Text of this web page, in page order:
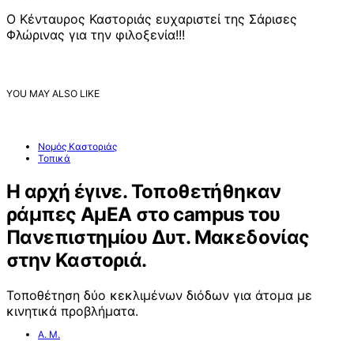
Ο Κένταυρος Καστοριάς ευχαριστεί της Σάρισες
Φλώρινας για την φιλοξενία!!!
YOU MAY ALSO LIKE
Νομός Καστοριάς
Τοπικά
Η αρχή έγινε. Τοποθετήθηκαν
ράμπες ΑμΕΑ στο campus του
Πανεπιστημίου Δυτ. Μακεδονίας
στην Καστοριά.
Τοποθέτηση δύο κεκλιμένων διόδων για άτομα με
κινητικά προβλήματα.
Α. Μ.